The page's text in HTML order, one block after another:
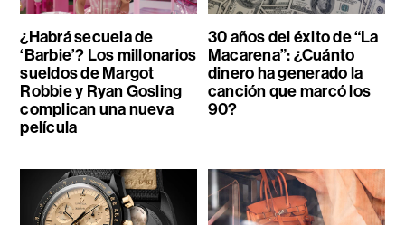
¿Habrá secuela de
‘Barbie’? Los millonarios
sueldos de Margot
Robbie y Ryan Gosling
complican una nueva
película
30 años del éxito de “La
Macarena”: ¿Cuánto
dinero ha generado la
canción que marcó los
90?